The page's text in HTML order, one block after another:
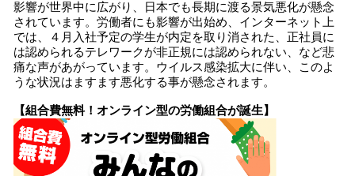
影響が世界中に広がり、日本でも長期に渡る景気悪化が懸念
されています。労働者にも影響が出始め、インターネット上
では、４月入社予定の学生が内定を取り消された、正社員に
は認められるテレワークが非正規には認められない、など悲
痛な声があがっています。ウイルス感染拡大に伴い、このよ
うな状況はますます悪化する事が懸念されます。
【組合費無料！オンライン型の労働組合が誕生】